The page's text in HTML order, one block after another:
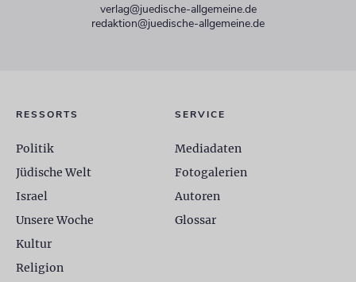
verlag@juedische-allgemeine.de
redaktion@juedische-allgemeine.de
RESSORTS
Politik
Jüdische Welt
Israel
Unsere Woche
Kultur
Religion
SERVICE
Mediadaten
Fotogalerien
Autoren
Glossar